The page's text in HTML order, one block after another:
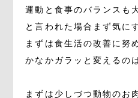
運動と食事のバランスも
と言われた場合まず気に
まずは食生活の改善に努
かなかガラッと変えるの
まずは少しづつ動物のお